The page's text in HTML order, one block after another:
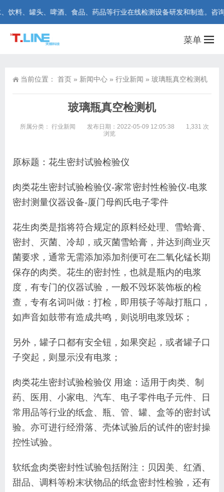
料、罐头、啤酒、食品、药品等行业在线检测设备研发和制造。咨询
菜单
当前位置： 首页 » 新闻中心 » 行业新闻 » 玻璃瓶真空检测机
玻璃瓶真空检测机
所属分类： 行业新闻 发布日期：2022-05-09 12:05:38
1,331 次
浏览
原标题：花生密封试验检验仪
肉类花生密封试验检验仪-家常密封性检验仪-电浆
密封测量仪器设备-厦门母阎氏电子零件
花生肉类是指将符合规定的原料经处理、雪蛤膏、
密封、灭菌、冷却，或灭菌雪蛤膏，并达到商业灭
菌要求，通常无需添加添加剂便可在二氧化锰长期
保存的肉类。花生的密封性，也就是瓶内的电浆
度，有专门的仪器试验，一般不毁坏装饰板的检
查，专有名词叫做：打检，即用筷子等敲打瓶口，
如声音如鼓带有造成共鸣，则说明电浆毁坏；
另外，罐子口都有安全钮，如果突起，或者罐子口
子突起，则显示没有电浆；
肉类花生密封试验检验仪 用途：适用于肉类、制
药、医用、小家电、汽车、电子零件电子元件、日
常用品等行业的纸盒、瓶、管、罐、盒等的密封试
验。亦可进行经滑落、壳体试验后的试件的密封操
控性试验。
软纸盒肉类密封性试验包括附注：贝因美、红酒、
甜品、调料等粉末状物品的纸盒密封性检验，还有